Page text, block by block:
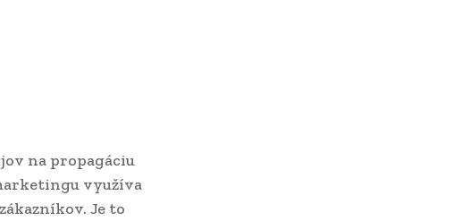
na propagáciu
využíva
Je to